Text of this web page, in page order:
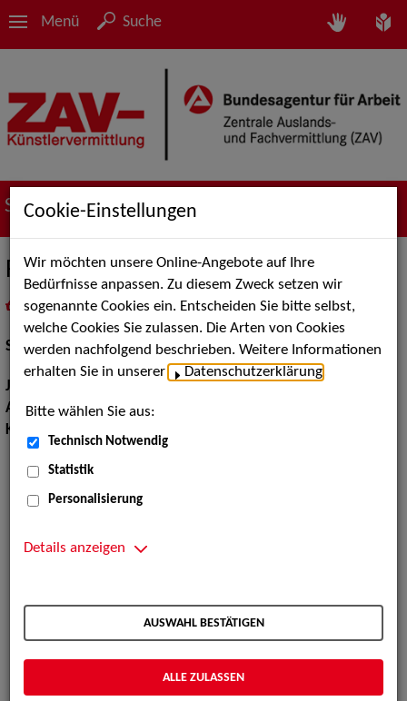
Menü Suche
Suche nach Künstler*innen
Fabian Prokein
als PDF speichern
inMeine Merklistelegen
Schauspiel:Film und TV
Jahrgang:
Augenfarbe:blau-grün
Körpergröße:
Cookie-Einstellungen
Wir möchten unsere Online-Angebote auf Ihre
Bedürfnisse anpassen. Zu diesem Zweck setzen wir
sogenannte Cookies ein. Entscheiden Sie bitte selbst,
welche Cookies Sie zulassen. Die Arten von Cookies
werden nachfolgend beschrieben. Weitere Informationen
erhalten Sie in unserer
Datenschutzerklärung
Bitte wählen Sie aus:
Technisch Notwendig
Statistik
Personalisierung
Details anzeigen
AUSWAHL BESTÄTIGEN
ALLE ZULASSEN